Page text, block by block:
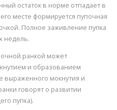
остаток в норме отпадает в
месте формируется пупочная
Полное заживление пупка
недель.
ранкой может
и образованием
выраженного мокнутия и
говорят о развитии
пупка).